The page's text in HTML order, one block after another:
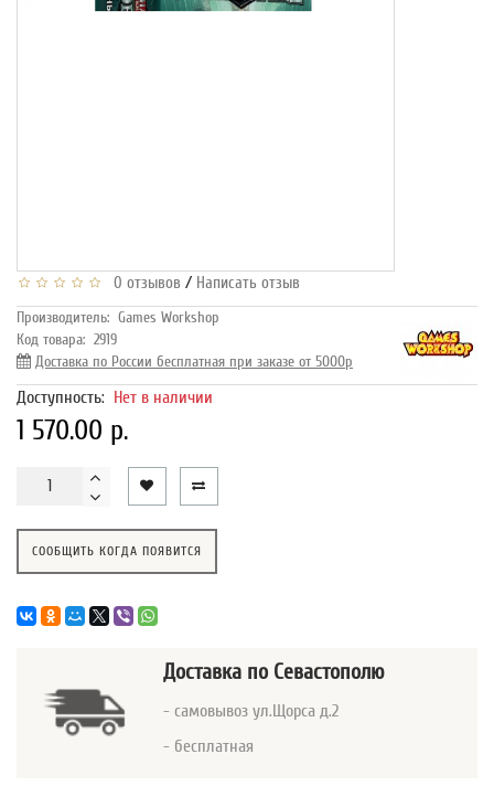
0 отзывов / Написать отзыв
Производитель: Games Workshop
Код товара: 2919
Доставка по России бесплатная при заказе от 5000р
Доступность: Нет в наличии
1 570.00 р.
СООБЩИТЬ КОГДА ПОЯВИТСЯ
Доставка по Севастополю
- самовывоз ул.Щорса д.2
- бесплатная